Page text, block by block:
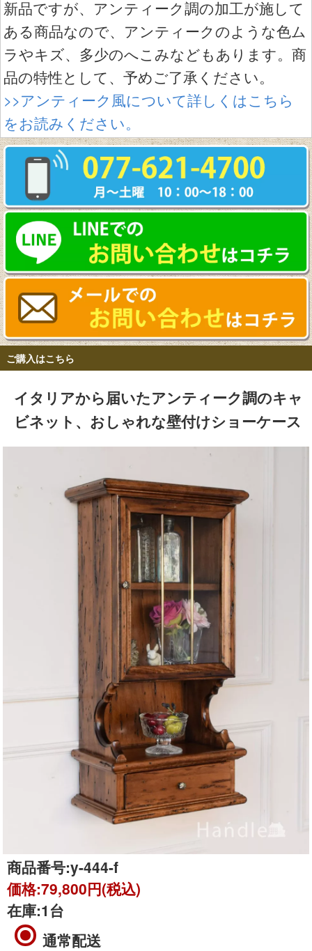
新品ですが、アンティーク調の加工が施して
ある商品なので、アンティークのような色ム
ラやキズ、多少のへこみなどもあります。商
品の特性として、予めご了承ください。
>>アンティーク風について詳しくはこちら
をお読みください。
ご購入はこちら
イタリアから届いたアンティーク調のキャ
ビネット、おしゃれな壁付けショーケース
商品番号:y-444-f
価格:79,800円(税込)
在庫:1台
通常配送